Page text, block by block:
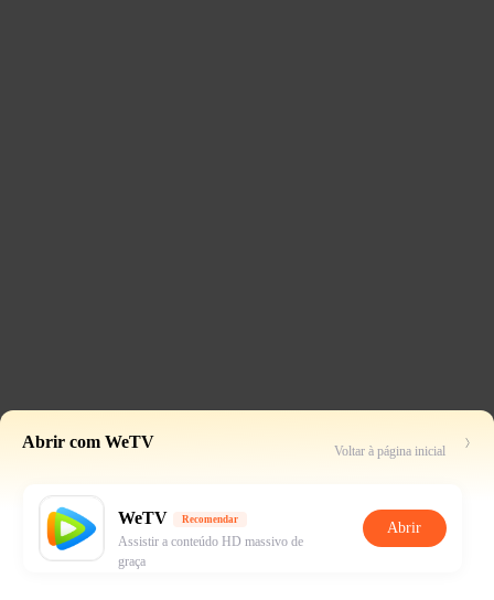
Abrir com WeTV Voltar à página inicial
WeTV Recomendar
Assistir a conteúdo HD massivo de
graça
Abrir